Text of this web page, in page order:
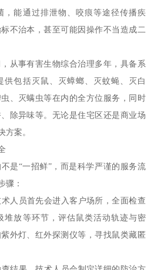
，能通过排泄物、咬痕等途径传播疾
不治本，甚至可能因操作不当造成二
从事有害生物综合治理多年，具备系
供包括灭鼠、灭蟑螂、灭蚊蝇、灭白
、灭螨虫等在内的全方位服务，同时
除异味等。无论是住宅区还是商业场
方案。
是“一招鲜”，而是科学严谨的服务流
骤：
术人员首先会进入客户场所，全面检查
堆放等环节，评估鼠类活动轨迹与密
外灯、红外探测仪等，寻找鼠类藏匿